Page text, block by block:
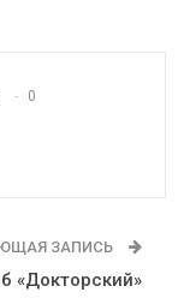
0
ЗАПИСЬ
«Докторский»